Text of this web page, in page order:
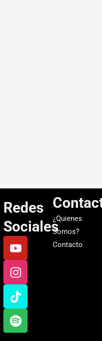
Redes
Sociales
Y
o
u
t
u
b
e
I
n
s
t
a
g
r
a
T
i
k
t
o
k
S
p
o
t
i
f
y
¿Quienes
Somos?
Contacto